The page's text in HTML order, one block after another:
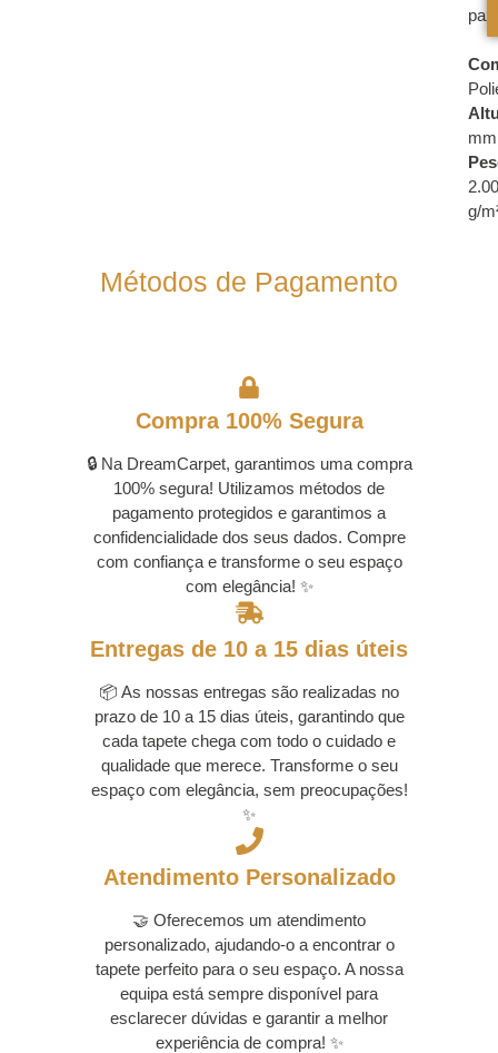
mm
g/
Métodos de Pagamento
Compra 100% Segura
🔒 Na DreamCarpet, garantimos uma compra
100% segura! Utilizamos métodos de
pagamento protegidos e garantimos a
confidencialidade dos seus dados. Compre
com confiança e transforme o seu espaço
com elegância! ✨
Entregas de 10 a 15 dias úteis
📦 As nossas entregas são realizadas no
prazo de 10 a 15 dias úteis, garantindo que
cada tapete chega com todo o cuidado e
qualidade que merece. Transforme o seu
espaço com elegância, sem preocupações!
✨
Atendimento Personalizado
🤝 Oferecemos um atendimento
personalizado, ajudando-o a encontrar o
tapete perfeito para o seu espaço. A nossa
equipa está sempre disponível para
esclarecer dúvidas e garantir a melhor
experiência de compra! ✨